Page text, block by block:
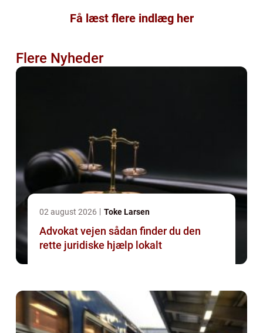
Få læst flere indlæg her
Flere Nyheder
02 august 2026 Toke Larsen
Advokat vejen sådan finder du den
rette juridiske hjælp lokalt